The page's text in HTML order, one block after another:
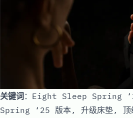
关键词：Eight Sleep Spring
Spring ‘25 版本, 升级床垫, 顶